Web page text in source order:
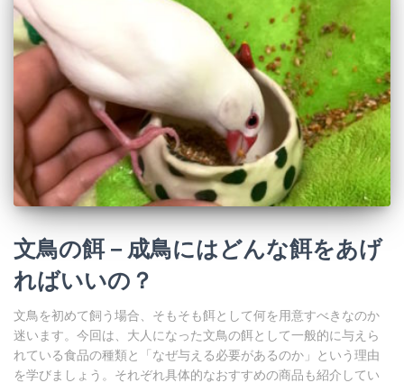
文鳥の餌－成鳥にはどんな餌をあげ
ればいいの？
文鳥を初めて飼う場合、そもそも餌として何を用意すべきなのか
迷います。今回は、大人になった文鳥の餌として一般的に与えら
れている食品の種類と「なぜ与える必要があるのか」という理由
を学びましょう。それぞれ具体的なおすすめの商品も紹介してい